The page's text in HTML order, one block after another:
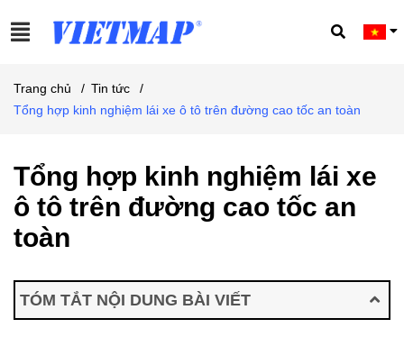
Trang chủ / Tin tức
/
Tổng hợp kinh nghiệm lái xe ô tô trên đường cao tốc an toàn
Tổng hợp kinh nghiệm lái xe
ô tô trên đường cao tốc an
toàn
TÓM TẮT NỘI DUNG BÀI VIẾT